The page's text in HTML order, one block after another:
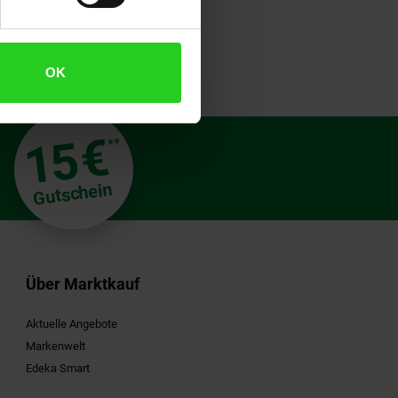
OK
15€**
Gutschein
Über Marktkauf
Aktuelle Angebote
Markenwelt
Edeka Smart